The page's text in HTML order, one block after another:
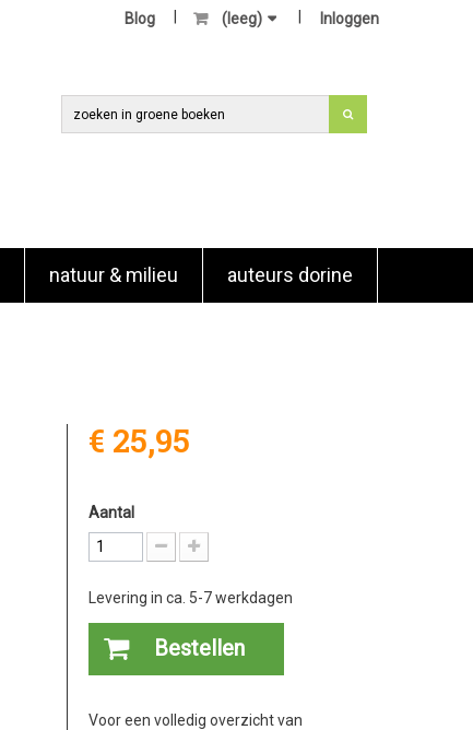
Inloggen
(leeg)
Blog
natuur & milieu auteurs dorine
€ 25,95
Aantal
Levering in ca. 5-7 werkdagen
Bestellen
Voor een volledig overzicht van